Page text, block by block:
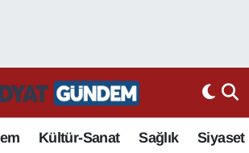
Kültür-Sanat Sağlık Siyaset